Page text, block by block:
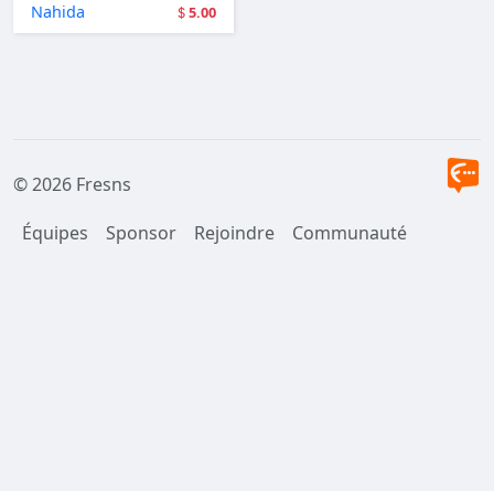
Nahida 5.00
© 2026 Fresns
Équipes
Sponsor Rejoindre Communauté